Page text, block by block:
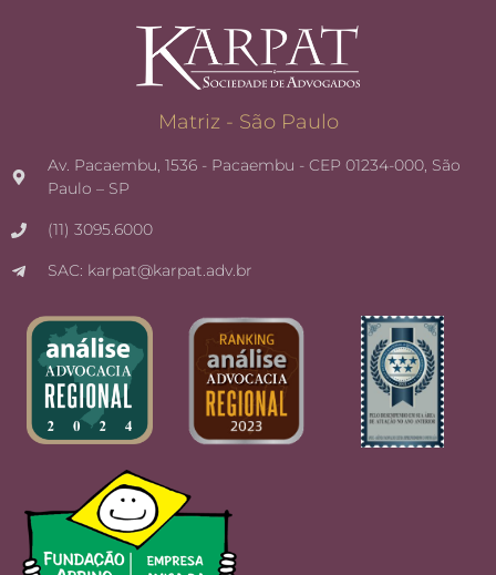
Matriz - São Paulo
Av. Pacaembu, 1536 - Pacaembu - CEP 01234-000, São
Paulo – SP
(11) 3095.6000
SAC: karpat@karpat.adv.br